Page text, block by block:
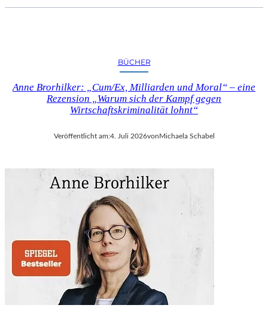
BÜCHER
Anne Brorhilker: „Cum/Ex, Milliarden und Moral“ – eine
Rezension „Warum sich der Kampf gegen
Wirtschaftskriminalität lohnt“
Veröffentlicht am:4. Juli 2026vonMichaela Schabel